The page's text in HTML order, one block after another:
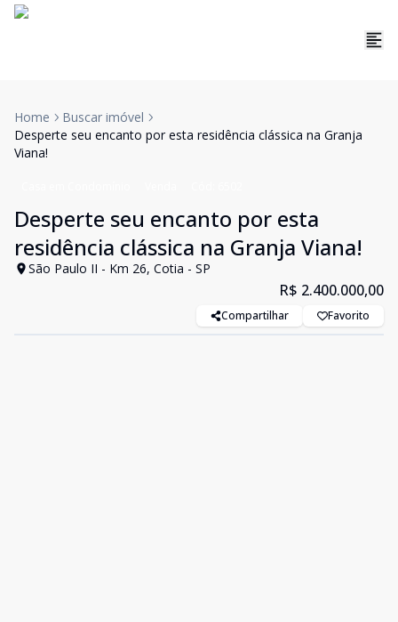
Home
Buscar imóvel
Desperte seu encanto por esta residência clássica na Granja
Viana!
Desperte seu encanto por esta
residência clássica na Granja Viana!
São Paulo II - Km 26, Cotia - SP
R$ 2.400.000,00
Compartilhar Favorito